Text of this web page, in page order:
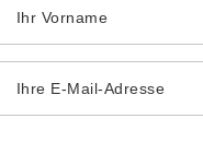
Ihr Vorname
Ihre E-Mail-Adresse